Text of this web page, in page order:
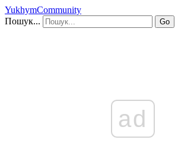
YukhymCommunity
Пошук...
Go
ad